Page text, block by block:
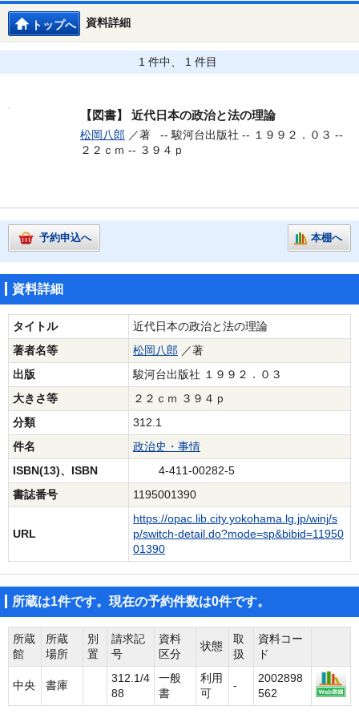
資料詳細
トップへ
1 件中、 1 件目
【図書】 近代日本の政治と法の理論
松岡八郎 ／著 --駿河台出版社 -- １９９２．０３ --
２２ｃｍ -- ３９４ｐ
予約申込へ 本棚へ
資料詳細
タイトル
近代日本の政治と法の理論
著者名等
松岡八郎 ／著
出版
駿河台出版社 １９９２．０３
大きさ等
２２ｃｍ ３９４ｐ
分類
312.1
件名
政治史・事情
ISBN(13)、ISBN
4-411-00282-5
書誌番号
1195001390
URL
https://opac.lib.city.yokohama.lg.jp/winj/s
p/switch-detail.do?mode=sp&bibid=11950
01390
所蔵は1件です。現在の予約件数は0件です。
所蔵
館
所蔵
場所
別
置
請求記
号
資料
区分
状態
取
扱
資料コー
ド
中央 書庫
312.1/4
88
一般
書
利用
可
-
2002898
562